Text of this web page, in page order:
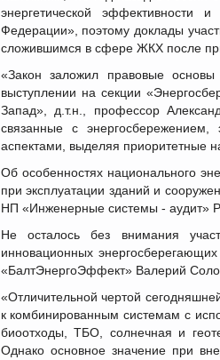
энергетической эффективности
Федерации», поэтому доклады
сложившимся в сфере ЖКХ после
«Закон заложил правовые
выступлении на секции
Запад», д.т.н., профессор
связанные с
аспектами, выделяя приоритетные
Об особенностях национального
при эксплуатации зданий и
НП «Инженерные системы - аудит»
Не осталось без внимания
инновационных
«БалтЭнергоЭффект» Валерий
«Отличительной чертой
к комбинированным системам с
биоотходы, ТБО, солнечная и
Однако основное значение при